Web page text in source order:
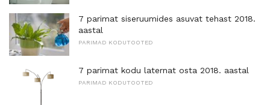
7 parimat siseruumides asuvat tehast 2018.
aastal
PARIMAD KODUTOOTED
7 parimat kodu laternat osta 2018. aastal
PARIMAD KODUTOOTED